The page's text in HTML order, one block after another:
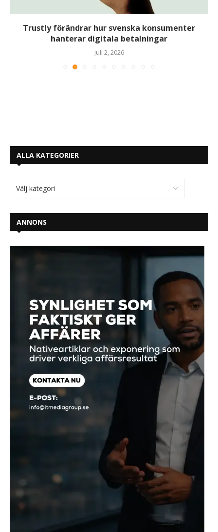
Trustly förändrar hur svenska konsumenter
hanterar digitala betalningar
juli 2, 2026
ALLA KATEGORIER
ANNONS